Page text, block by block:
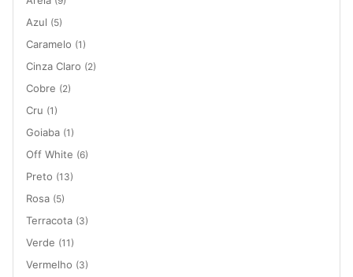
Azul (5)
Caramelo (1)
Cinza Claro (2)
Cobre (2)
Cru (1)
Goiaba (1)
Off White (6)
Preto (13)
Rosa (5)
Terracota (3)
Verde (11)
Vermelho (3)